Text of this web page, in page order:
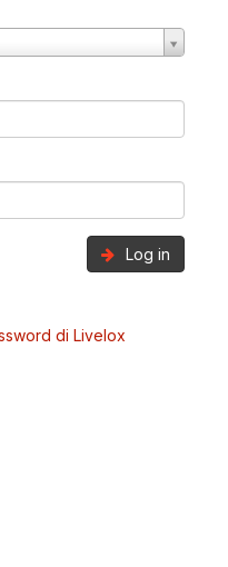
Log in
di Livelox